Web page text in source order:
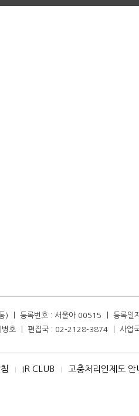
) ㅣ 등록번호 : 서울아 00515 ㅣ 등록
병호 ㅣ 편집국 : 02-2128-3874 ㅣ 사
I IR CLUB I 고충처리인제도 안